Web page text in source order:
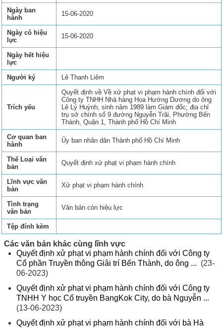
Ngày ban
hành
15-06-2020
Ngày có hiệu
lực
15-06-2020
Ngày hết hiệu
lực
Người ký
Lê Thanh Liêm
Trích yếu
Quyết định về Về xử phạt vi phạm hành chính đối với
Công ty TNHH Nhà hàng Hoa Hướng Dương do ông
Lê Lý Huỳnh, sinh năm 1989 làm Giám đốc; địa chỉ
trụ sở chính số 9 đường Nguyễn Trãi, Phường Bến
Thành, Quận 1, Thành phố Hồ Chí Minh
Cơ quan ban
hành
Ủy ban nhân dân Thành phố Hồ Chí Minh
Thể Loại văn
bản
Quyết định xử phạt vi phạm hành chính
Lĩnh vực văn
bản
Xử phạt vi phạm hành chính
Tình trạng
văn bản
Văn bản còn hiệu lực
Tệp đính kèm
Các văn bản khác cùng lĩnh vực
Quyết định xử phạt vi phạm hành chính đối với Công ty
Cổ phần Truyền thông Giải trí Bến Thành, do ông ... (23-
06-2023)
Quyết định xử phạt vi phạm hành chính đối với Công ty
TNHH Y học Cổ truyền BangKok City, do bà Nguyễn ...
(13-06-2023)
Quyết định xử phạt vi phạm hành chính đối với bà Hà